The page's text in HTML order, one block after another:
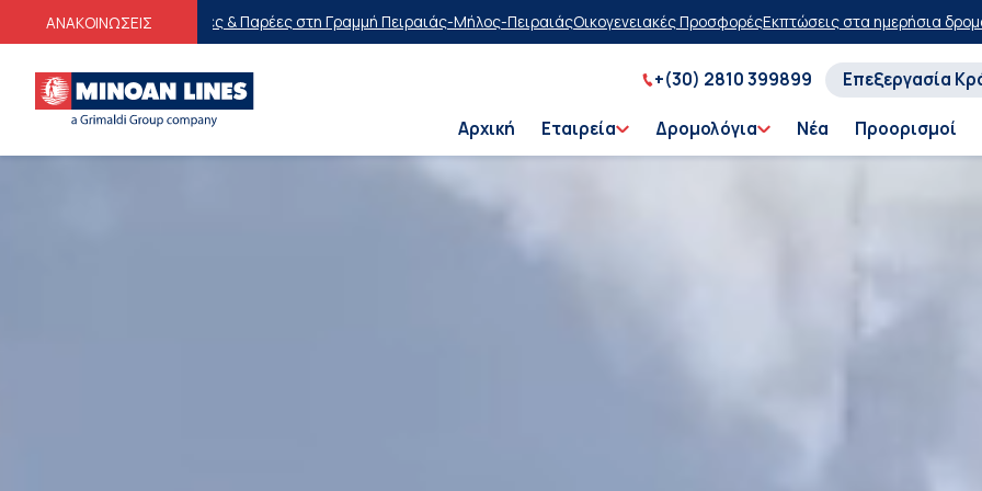
ΑΝΑΚΟΙΝΩΣΕΙΣ
στη Γραμμή Πειραιάς-Μήλος-ΠειραιάςΟικογενειακές ΠροσφορέςΕκπτώσεις στα ημερήσια δρομολόγιαΑγοράστε τώρα, πληρώστε
+(30) 2810 399899 Επεξεργασία
Αρχική Εταιρεία Δρομολόγια Νέα Προορισμοί